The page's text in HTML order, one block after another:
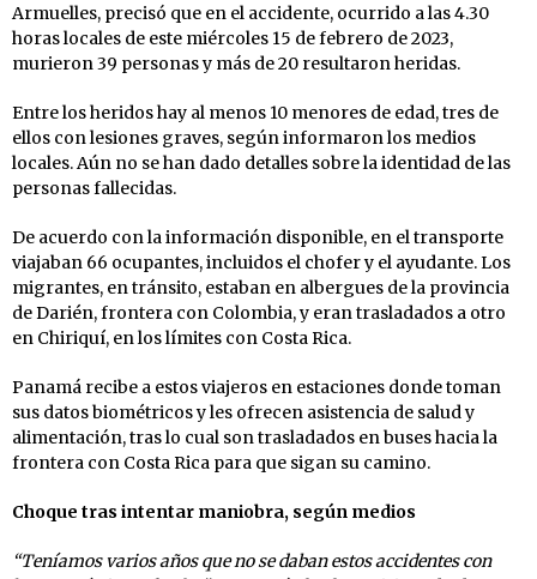
Armuelles, precisó que en el accidente, ocurrido a las 4.30
horas locales de este miércoles 15 de febrero de 2023,
murieron 39 personas y más de 20 resultaron heridas.
Entre los heridos hay al menos 10 menores de edad, tres de
ellos con lesiones graves, según informaron los medios
locales. Aún no se han dado detalles sobre la identidad de las
personas fallecidas.
De acuerdo con la información disponible, en el transporte
viajaban 66 ocupantes, incluidos el chofer y el ayudante. Los
migrantes, en tránsito, estaban en albergues de la provincia
de Darién, frontera con Colombia, y eran trasladados a otro
en Chiriquí, en los límites con Costa Rica.
Panamá recibe a estos viajeros en estaciones donde toman
sus datos biométricos y les ofrecen asistencia de salud y
alimentación, tras lo cual son trasladados en buses hacia la
frontera con Costa Rica para que sigan su camino.
Choque tras intentar maniobra, según medios
“Teníamos varios años que no se daban estos accidentes con